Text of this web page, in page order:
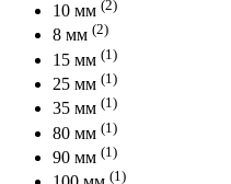
10 мм (2)
8 мм (2)
15 мм (1)
25 мм (1)
35 мм (1)
80 мм (1)
90 мм (1)
(1)